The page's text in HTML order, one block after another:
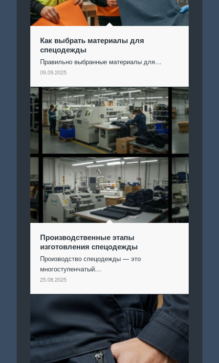
Как выбрать материалы для
спецодежды
Правильно выбранные материалы для…
09.09.2025
Производственные этапы
изготовления спецодежды
Производство спецодежды — это
многоступенчатый…
25.08.2025